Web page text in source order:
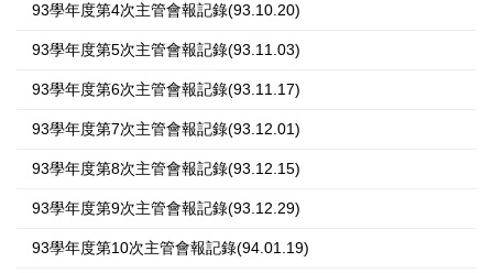
93學年度第4次主管會報記錄(93.10.20)
93學年度第5次主管會報記錄(93.11.03)
93學年度第6次主管會報記錄(93.11.17)
93學年度第7次主管會報記錄(93.12.01)
93學年度第8次主管會報記錄(93.12.15)
93學年度第9次主管會報記錄(93.12.29)
93學年度第10次主管會報記錄(94.01.19)